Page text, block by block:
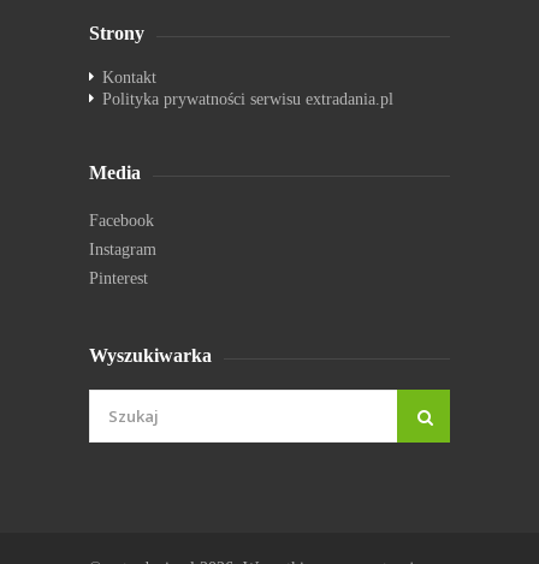
Strony
Kontakt
Polityka prywatności serwisu extradania.pl
Media
Facebook
Instagram
Pinterest
Wyszukiwarka